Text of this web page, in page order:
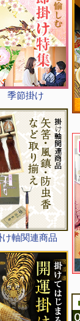
季節掛け
け軸関連商品